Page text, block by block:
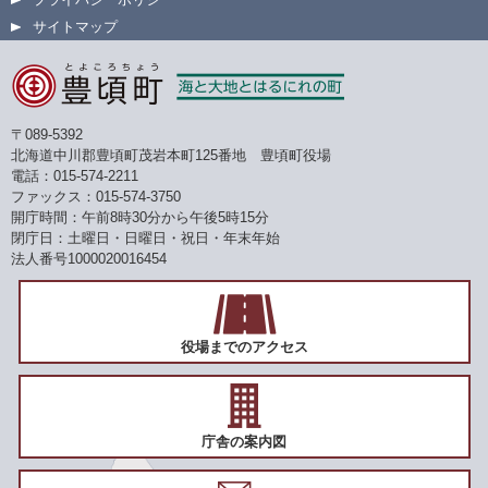
サイトマップ
〒089-5392
北海道中川郡豊頃町茂岩本町125番地 豊頃町役場
電話：015-574-2211
ファックス：015-574-3750
開庁時間：午前8時30分から午後5時15分
閉庁日：土曜日・日曜日・祝日・年末年始
法人番号1000020016454
役場までのアクセス
庁舎の案内図